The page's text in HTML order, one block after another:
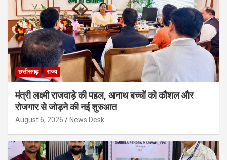
छत्तीसगढ़ राज्य
मंत्री लक्ष्मी राजवाड़े की पहल, अनाथ बच्चों को कौशल और
रोजगार से जोड़ने की नई शुरुआत
August 6, 2026 News Desk